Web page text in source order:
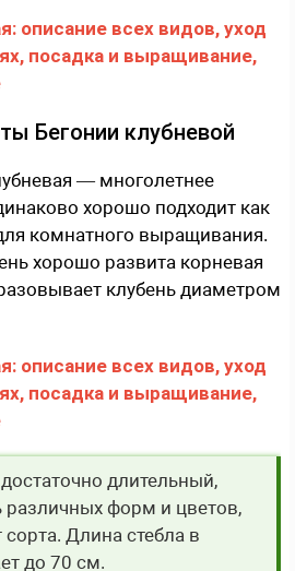
Бегонии клубневой
— многолетнее
хорошо подходит как
комнатного выращивания.
хорошо развита корневая
клубень диаметром
длительный,
различных форм и цветов,
Длина стебла в
до 70 см.